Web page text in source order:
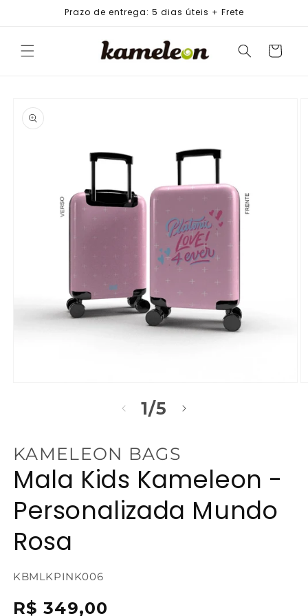
Prazo de entrega: 5 dias úteis + Frete
Carrinho
PRODUTO
1/de
5
KAMELEON BAGS
Mala Kids Kameleon -
Personalizada Mundo
Rosa
SKU:
sku
KBMLKPINK006
Preço
R$ 349,00